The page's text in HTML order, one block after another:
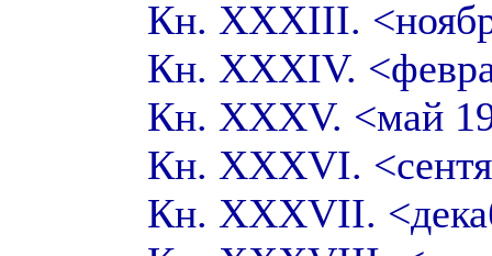
Кн. XXXIII.
Кн. XXXIV.
Кн. XXXV. <май
Кн. XXXVI.
Кн. XXXVII.